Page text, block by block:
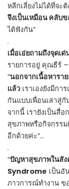
หลีกเลี่ยงไม่ได้ที่จะ
จึงเป็นเหมือน คลับ
ได้ฟังกัน”
.
เมื่อเอ่ยถามถึงจุดเ
รายการอยู่ คุณธีร์ –
“นอกจากเนื้อหารา
แล้ว เราเองยังมีกา
กันแบบเพื่อนเล่าสู่
จากนี้ เรายังเป็นสื่อ
สุขภาพหรือกิจกรร
อีกด้วยค่ะ”…
.
“ปัญหาสุขภาพในสั
Syndrome เป็นอั
ภาวการณ์ทำงาน ข